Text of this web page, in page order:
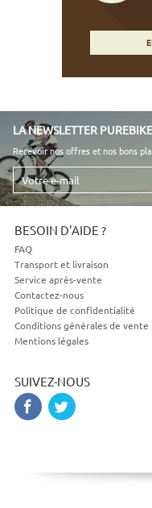
LA NEWSLETTER PUREBIKE
Recevoir nos offres et nos bons
Votre
e-
mail
BESOIN D'AIDE ?
FAQ
Transport et livraison
Service après-vente
Contactez-nous
Politique de confidentialité
Conditions générales de vente
Mentions légales
SUIVEZ-NOUS